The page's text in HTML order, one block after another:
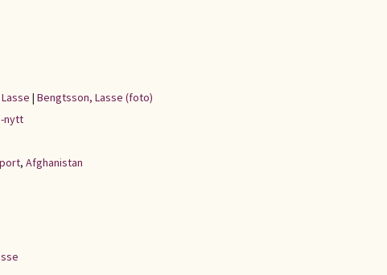
| Bengtsson, Lasse (foto)
nytt
, Afghanistan